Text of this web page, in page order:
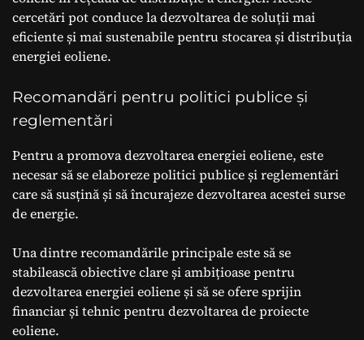
cercetări pot conduce la dezvoltarea de soluții mai
eficiente și mai sustenabile pentru stocarea și distribuția
energiei eoliene.
Recomandări pentru politici publice și
reglementări
Pentru a promova dezvoltarea energiei eoliene, este
necesar să se elaboreze politici publice și reglementări
care să susțină și să încurajeze dezvoltarea acestei surse
de energie.
Una dintre recomandările principale este să se
stabilească obiective clare și ambițioase pentru
dezvoltarea energiei eoliene și să se ofere sprijin
financiar și tehnic pentru dezvoltarea de proiecte
eoliene.